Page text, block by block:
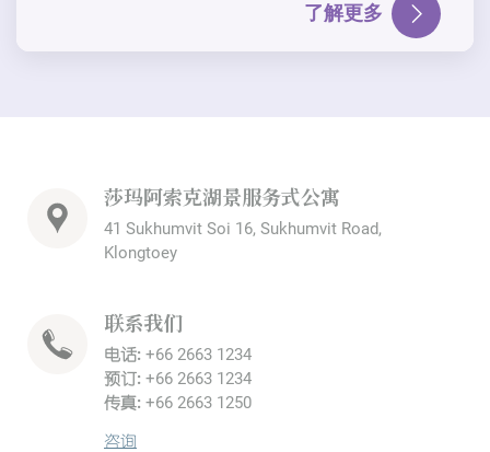
了解更多
莎玛阿索克湖景服务式公寓
41 Sukhumvit Soi 16, Sukhumvit Road,
Klongtoey
联系我们
电话: +66 2663 1234
预订: +66 2663 1234
传真: +66 2663 1250
咨询